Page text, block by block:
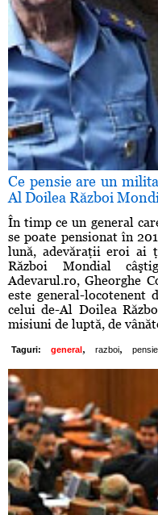
Ce pensie are un
Al Doilea Război
În timp ce un general
se poate pensionat în
lună, adevăraţii eroi ai
Război Mondial
Adevarul.ro, Gheorghe
este general-
celui de-Al Doilea
misiuni de luptă, de
Taguri: general , razboi, pensie